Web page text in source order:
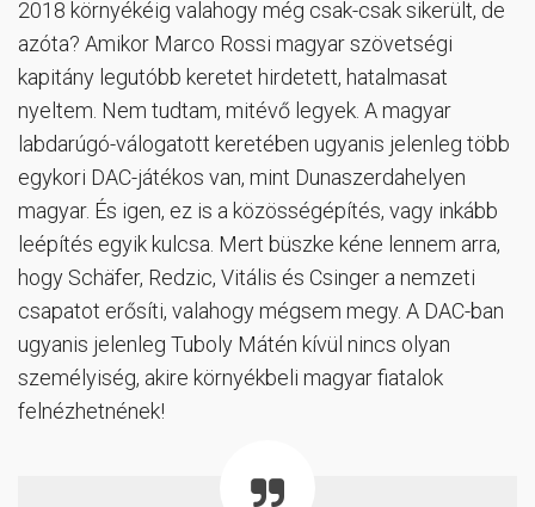
2018 környékéig valahogy még csak-csak sikerült, de
azóta? Amikor Marco Rossi magyar szövetségi
kapitány legutóbb keretet hirdetett, hatalmasat
nyeltem. Nem tudtam, mitévő legyek. A magyar
labdarúgó-válogatott keretében ugyanis jelenleg több
egykori DAC-játékos van, mint Dunaszerdahelyen
magyar. És igen, ez is a közösségépítés, vagy inkább
leépítés egyik kulcsa. Mert büszke kéne lennem arra,
hogy Schäfer, Redzic, Vitális és Csinger a nemzeti
csapatot erősíti, valahogy mégsem megy. A DAC-ban
ugyanis jelenleg Tuboly Mátén kívül nincs olyan
személyiség, akire környékbeli magyar fiatalok
felnézhetnének!